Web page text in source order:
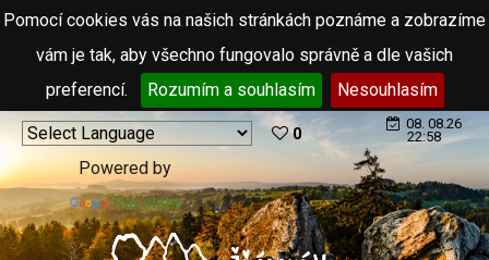
Pomocí cookies vás na našich stránkách poznáme a zobrazíme
vám je tak, aby všechno fungovalo správně a dle vašich
preferencí.
Rozumím a souhlasím Nesouhlasím
Powered by
Translate
0
08. 08.26
22:58